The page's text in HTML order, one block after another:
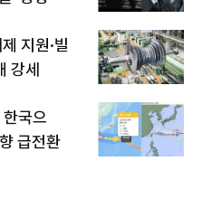
지원·빌
강세
국으
급전환